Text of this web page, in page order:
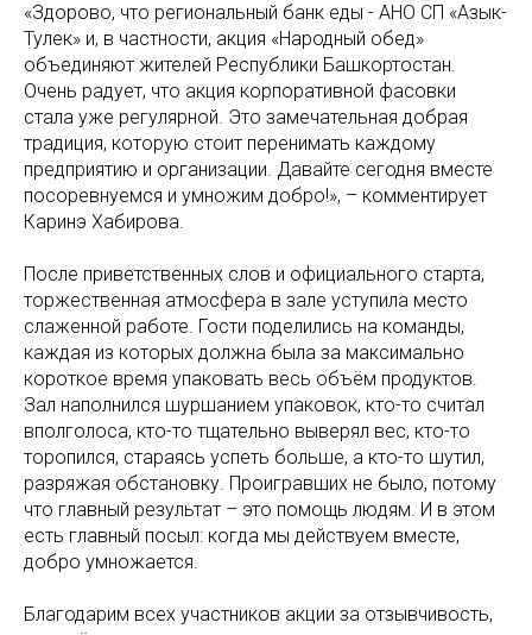
«Здорово, что региональный банк еды - АНО СП «Азык-
Тулек» и, в частности, акция «Народный обед»
объединяют жителей Республики Башкортостан.
Очень радует, что акция корпоративной фасовки
стала уже регулярной. Это замечательная добрая
традиция, которую стоит перенимать каждому
предприятию и организации. Давайте сегодня вместе
посоревнуемся и умножим добро!», – комментирует
Каринэ Хабирова.
После приветственных слов и официального старта,
торжественная атмосфера в зале уступила место
слаженной работе. Гости поделились на команды,
каждая из которых должна была за максимально
короткое время упаковать весь объём продуктов.
Зал наполнился шуршанием упаковок, кто-то считал
вполголоса, кто-то тщательно выверял вес, кто-то
торопился, стараясь успеть больше, а кто-то шутил,
разряжая обстановку. Проигравших не было, потому
что главный результат – это помощь людям. И в этом
есть главный посыл: когда мы действуем вместе,
добро умножается.
Благодарим всех участников акции за отзывчивость,